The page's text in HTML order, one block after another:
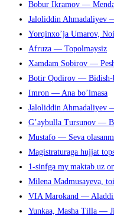
Bobur Ikramov —
Jaloliddin Ahmadaliyev
Yorqinxo’ja Umarov,
Afruza — Topolmaysiz
Xamdam Sobirov —
Botir Qodirov — Bidish-
Imron — Ana bo’lmasa
Jaloliddin Ahmadaliyev
G’aybulla Tursunov —
Mustafo — Seva
Magistraturaga hujjat
1-sinfga my.maktab.uz
Milena Madmusayeva,
VIA Marokand —
Yunkaa, Masha Tilla —